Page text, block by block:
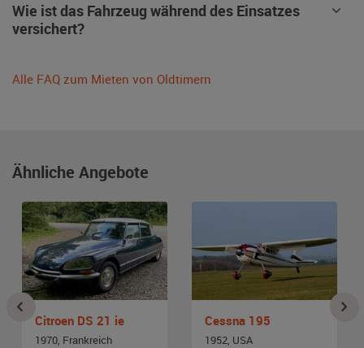
Wie ist das Fahrzeug während des Einsatzes
versichert?
Alle FAQ zum Mieten von Oldtimern
Ähnliche Angebote
Citroen DS 21 ie
1970, Frankreich
Cessna 195
1952, USA